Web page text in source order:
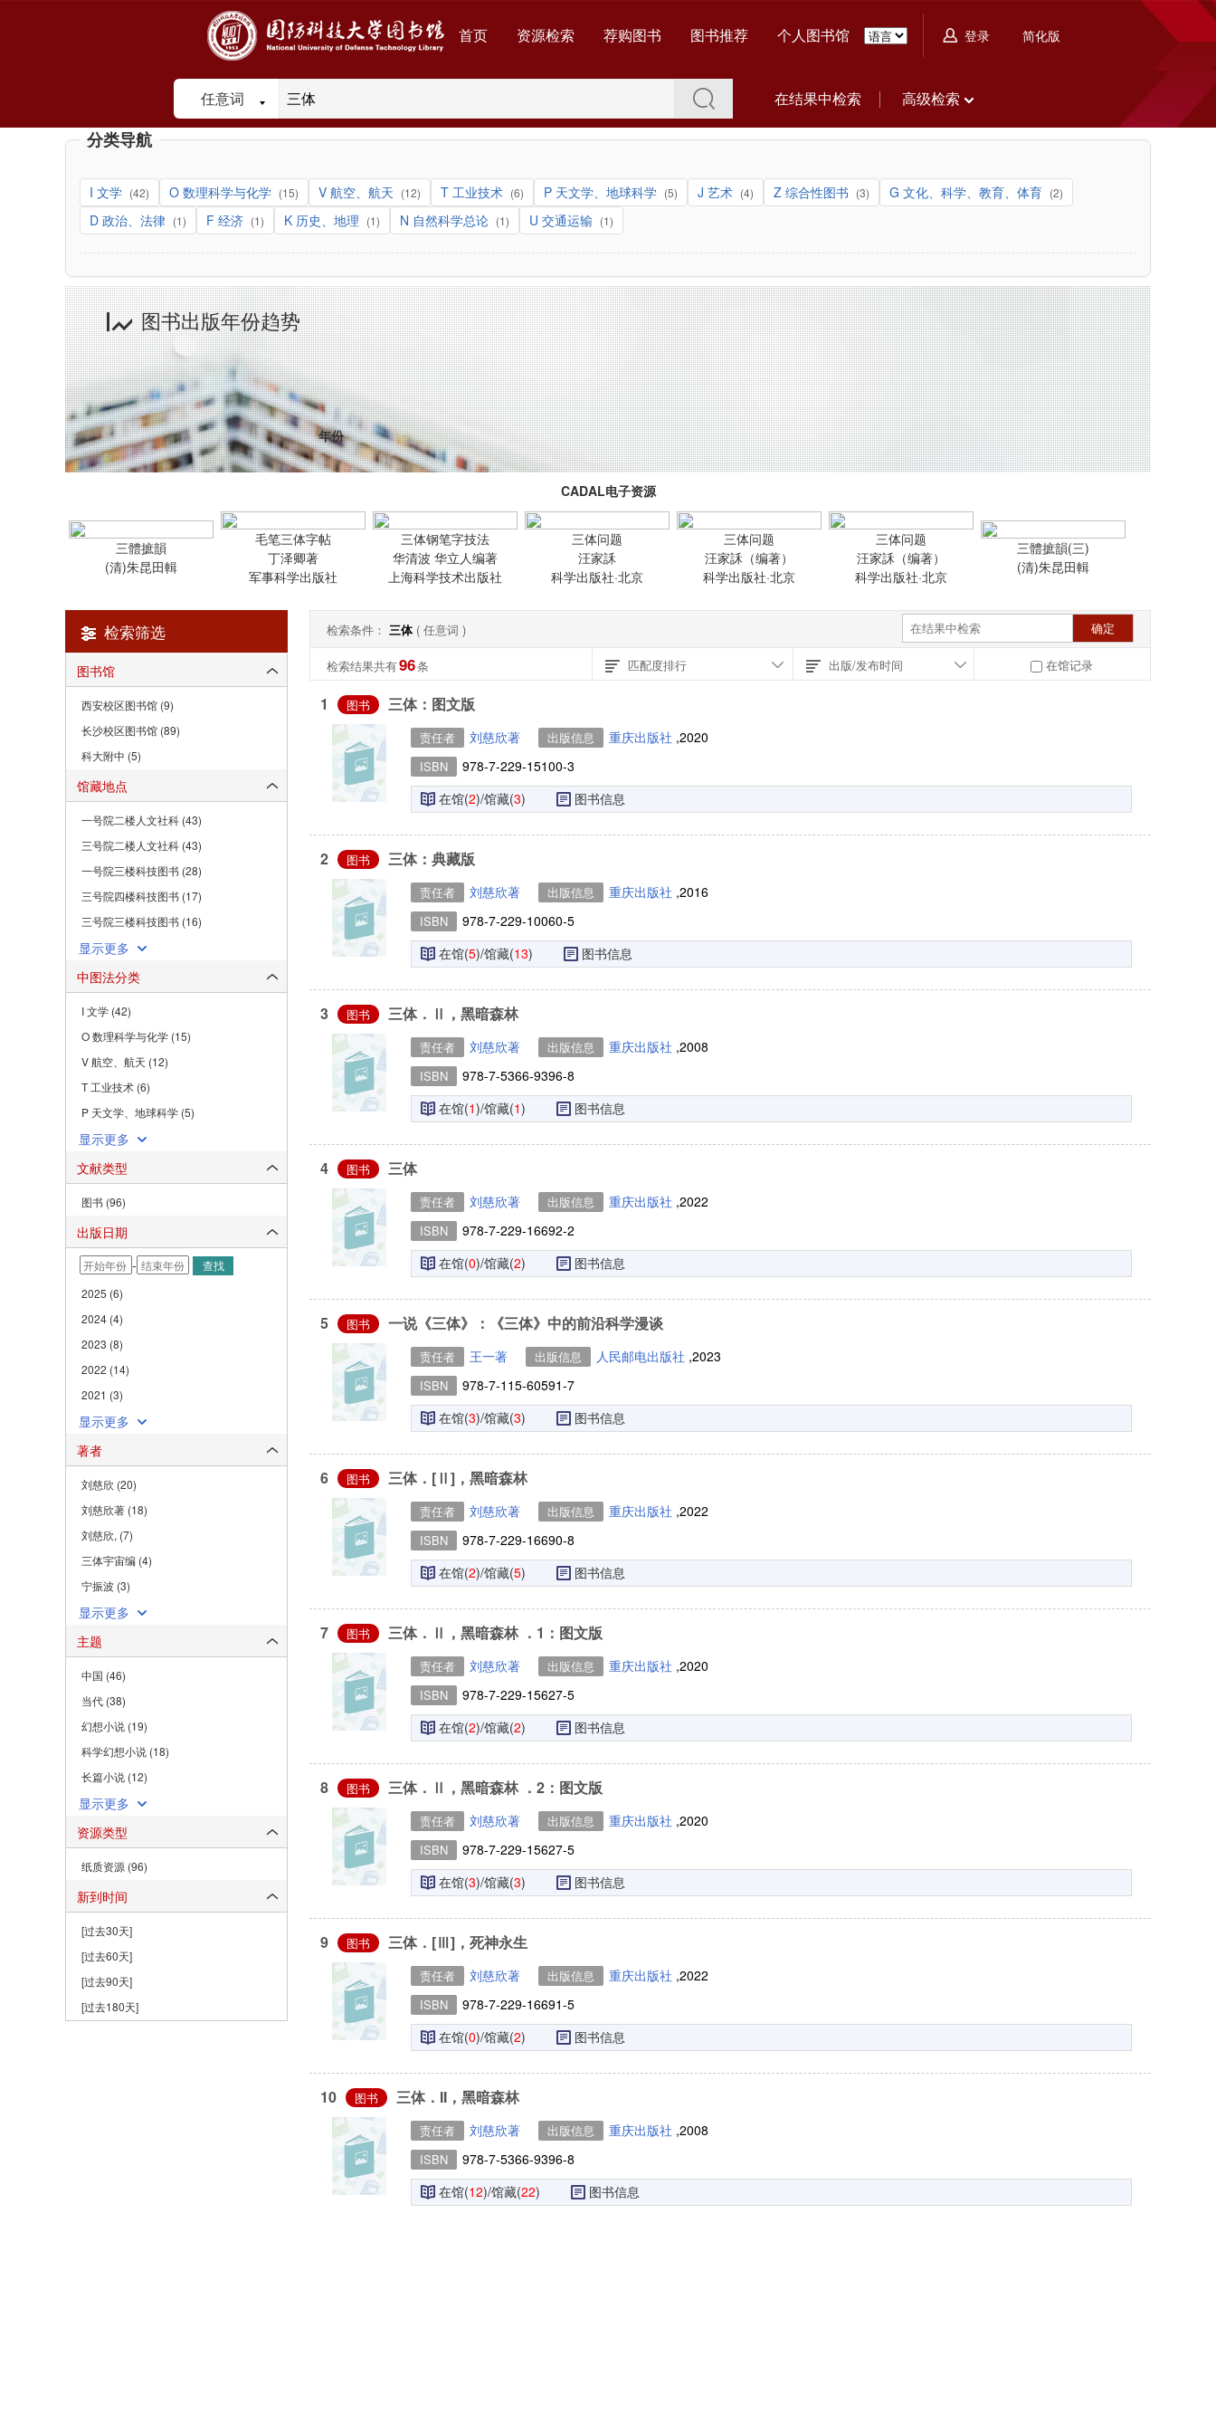
首页 资源检索 荐购图书 图书推荐 个人图书馆 登录 简化版
任意词 在结果中检索 高级检索
分类导航
I 文学 (42) O 数理科学与化学 (15) V 航空、航天 (12) T 工业技术 (6) P 天文学、地球科学 (5) J 艺术 (4) Z 综合性图书 (3) G 文化、科学、教育、体育 (2)
D 政治、法律 (1) F 经济 (1) K 历史、地理 (1) N 自然科学总论 (1) U 交通运输 (1)
图书出版年份趋势
年份
CADAL电子资源
三體摭韻
(清)朱昆田輯
毛笔三体字帖
丁泽卿著
军事科学出版社
三体钢笔字技法
华清波 华立人编著
上海科学技术出版社
三体问题
汪家訸
科学出版社·北京
三体问题
汪家訸（编著）
科学出版社·北京
三体问题
汪家訸（编著）
科学出版社·北京
三體摭韻(三)
(清)朱昆田輯
检索筛选
图书馆
西安校区图书馆 (9)
长沙校区图书馆 (89)
科大附中 (5)
馆藏地点
一号院二楼人文社科 (43)
三号院二楼人文社科 (43)
一号院三楼科技图书 (28)
三号院四楼科技图书 (17)
三号院三楼科技图书 (16)
显示更多
中图法分类
I 文学 (42)
O 数理科学与化学 (15)
V 航空、航天 (12)
T 工业技术 (6)
P 天文学、地球科学 (5)
显示更多
文献类型
图书 (96)
出版日期
-
查找
2025 (6)
2024 (4)
2023 (8)
2022 (14)
2021 (3)
显示更多
著者
刘慈欣 (20)
刘慈欣著 (18)
刘慈欣, (7)
三体宇宙编 (4)
宁振波 (3)
显示更多
主题
中国 (46)
当代 (38)
幻想小说 (19)
科学幻想小说 (18)
长篇小说 (12)
显示更多
资源类型
纸质资源 (96)
新到时间
[过去30天]
[过去60天]
[过去90天]
[过去180天]
检索条件： 三体( 任意词 )
检索结果共有96条 匹配度排行 出版/发布时间 在馆记录
1 图书 三体：图文版
责任者 刘慈欣著 出版信息 重庆出版社 ,2020
ISBN
978-7-229-15100-3
在馆(2)/馆藏(3) 图书信息
2 图书 三体：典藏版
责任者 刘慈欣著 出版信息 重庆出版社 ,2016
ISBN
978-7-229-10060-5
在馆(5)/馆藏(13) 图书信息
3 图书 三体．Ⅱ，黑暗森林
责任者 刘慈欣著 出版信息 重庆出版社 ,2008
ISBN
978-7-5366-9396-8
在馆(1)/馆藏(1) 图书信息
4 图书 三体
责任者 刘慈欣著 出版信息 重庆出版社 ,2022
ISBN
978-7-229-16692-2
在馆(0)/馆藏(2) 图书信息
5 图书 一说《三体》：《三体》中的前沿科学漫谈
责任者 王一著 出版信息 人民邮电出版社 ,2023
ISBN
978-7-115-60591-7
在馆(3)/馆藏(3) 图书信息
6 图书 三体．[Ⅱ]，黑暗森林
责任者 刘慈欣著 出版信息 重庆出版社 ,2022
ISBN
978-7-229-16690-8
在馆(2)/馆藏(5) 图书信息
7 图书 三体．Ⅱ，黑暗森林 ．1：图文版
责任者 刘慈欣著 出版信息 重庆出版社 ,2020
ISBN
978-7-229-15627-5
在馆(2)/馆藏(2) 图书信息
8 图书 三体．Ⅱ，黑暗森林 ．2：图文版
责任者 刘慈欣著 出版信息 重庆出版社 ,2020
ISBN
978-7-229-15627-5
在馆(3)/馆藏(3) 图书信息
9 图书 三体．[Ⅲ]，死神永生
责任者 刘慈欣著 出版信息 重庆出版社 ,2022
ISBN
978-7-229-16691-5
在馆(0)/馆藏(2) 图书信息
10 图书 三体．II，黑暗森林
责任者 刘慈欣著 出版信息 重庆出版社 ,2008
ISBN
978-7-5366-9396-8
在馆(12)/馆藏(22) 图书信息